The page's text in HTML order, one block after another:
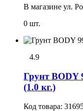
В магазине ул.
0 шт.
4.9
Грунт BODY
(1.0 кг.)
Код товара: